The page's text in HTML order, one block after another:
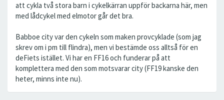
att cykla två stora barn i cykelkärran uppför backarna här, men
med lådcykel med elmotor går det bra.
Babboe city var den cykeln som maken provcyklade (som jag
skrev om i pm till flindra), men vi bestämde oss alltså för en
deFiets istället. Vi har en FF16 och funderar på att
komplettera med den som motsvarar city (FF19 kanske den
heter, minns inte nu).